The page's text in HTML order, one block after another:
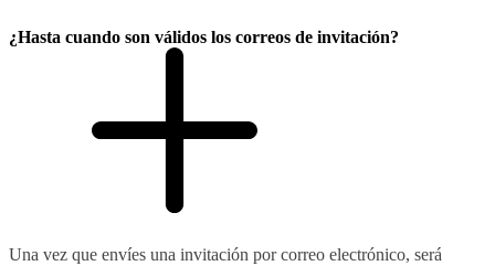
¿Hasta cuando son válidos los correos de invitación?
Una vez que envíes una invitación por correo electrónico, será